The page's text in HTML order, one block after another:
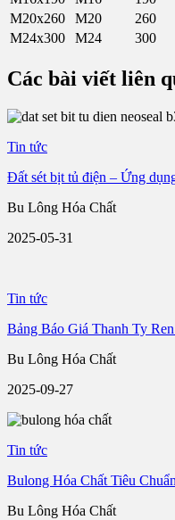
M20x260
M20 260
M24x300
M24 300
Các bài viết liên
Tin tức
Đất sét bịt tủ điện – Ứng
Bu Lông Hóa Chất
2025-05-31
Tin tức
Bảng Báo Giá Thanh Ty
Bu Lông Hóa Chất
2025-09-27
Tin tức
Bulong Hóa Chất Tiêu
Bu Lông Hóa Chất